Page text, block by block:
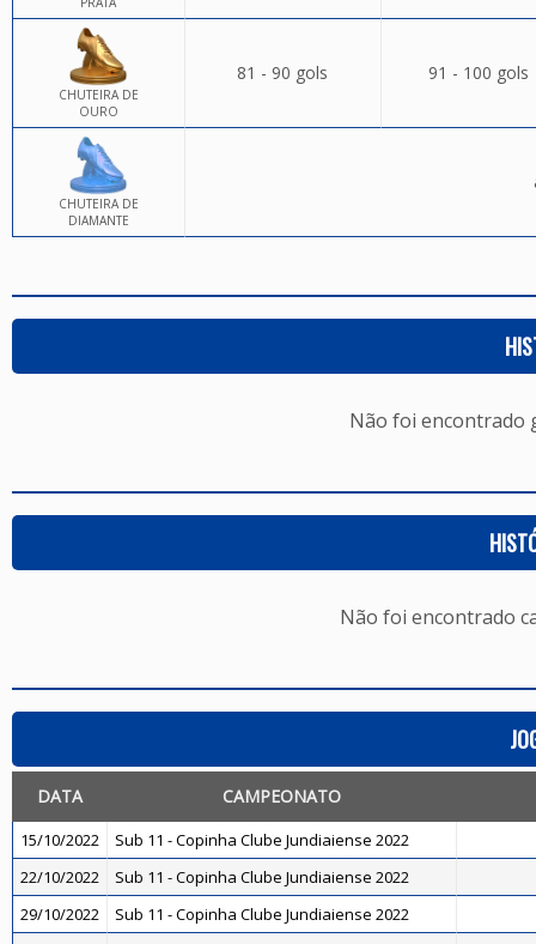
CHUTEIRA DE
OURO
81 - 90 gols 91 - 100 gols
CHUTEIRA DE
DIAMANTE
Não foi encontrado
Não foi encontrado
DATA CAMPEONATO
15/10/2022
Sub 11 - Copinha Clube Jundiaiense 2022
22/10/2022
Sub 11 - Copinha Clube Jundiaiense 2022
29/10/2022
Sub 11 - Copinha Clube Jundiaiense 2022